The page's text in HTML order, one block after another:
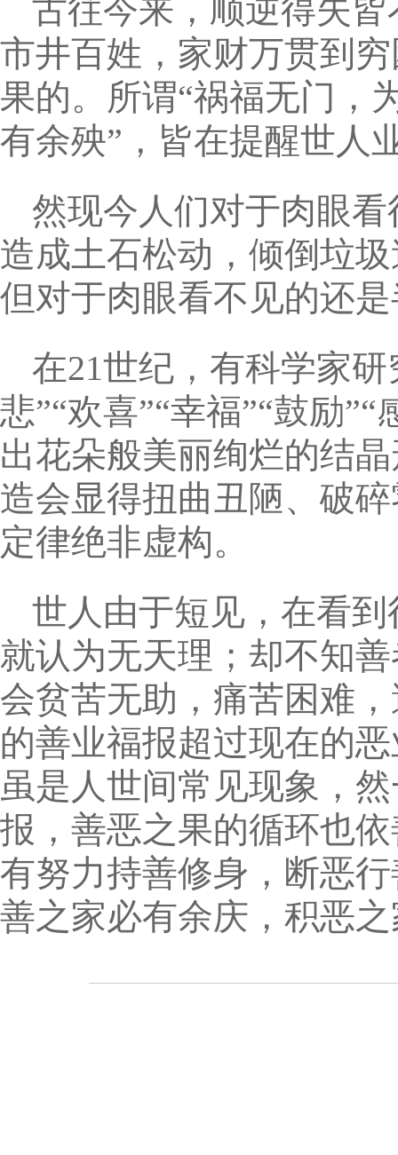
古往今来，顺逆得失
市井百姓，家财万贯到
果的。所谓“祸福无门，
有余殃”，皆在提醒世人
然现今人们对于肉眼
造成土石松动，倾倒垃
但对于肉眼看不见的还
在21世纪，有科学家
悲”“欢喜”“幸福”“鼓励
出花朵般美丽绚烂的结
造会显得扭曲丑陋、破
定律绝非虚构。
世人由于短见，在看
就认为无天理；却不知
会贫苦无助，痛苦困难
的善业福报超过现在的
虽是人世间常见现象，
报，善恶之果的循环也
有努力持善修身，断恶
善之家必有余庆，积恶